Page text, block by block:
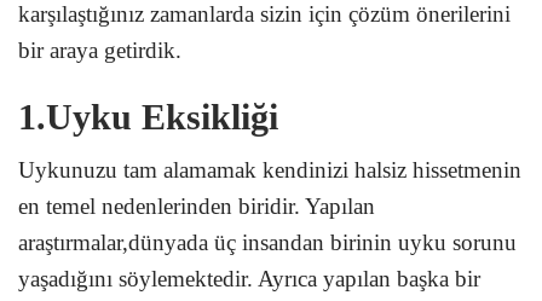
karşılaştığınız zamanlarda sizin için çözüm önerilerini
bir araya getirdik.
1.Uyku Eksikliği
Uykunuzu tam alamamak kendinizi halsiz hissetmenin
en temel nedenlerinden biridir. Yapılan
araştırmalar,dünyada üç insandan birinin uyku sorunu
yaşadığını söylemektedir. Ayrıca yapılan başka bir